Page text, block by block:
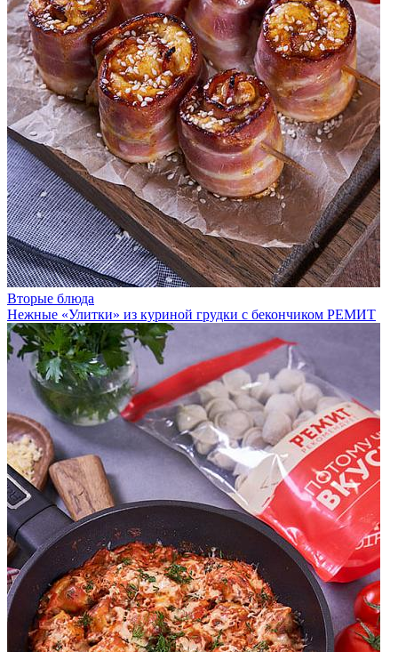
Вторые блюда
Нежные «Улитки» из куриной грудки с бекончиком РЕМИТ